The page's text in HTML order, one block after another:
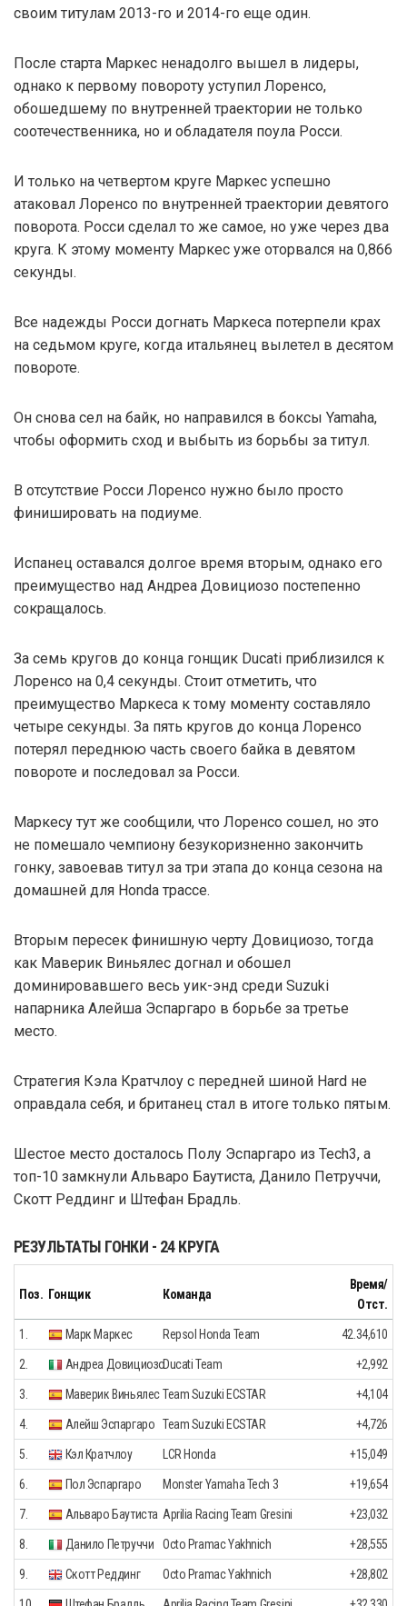
своим титулам 2013-го и 2014-го еще один.
После старта Маркес ненадолго вышел в лидеры,
однако к первому повороту уступил Лоренсо,
обошедшему по внутренней траектории не только
соотечественника, но и обладателя поула Росси.
И только на четвертом круге Маркес успешно
атаковал Лоренсо по внутренней траектории девятого
поворота. Росси сделал то же самое, но уже через два
круга. К этому моменту Маркес уже оторвался на 0,866
секунды.
Все надежды Росси догнать Маркеса потерпели крах
на седьмом круге, когда итальянец вылетел в десятом
повороте.
Он снова сел на байк, но направился в боксы Yamaha,
чтобы оформить сход и выбыть из борьбы за титул.
В отсутствие Росси Лоренсо нужно было просто
финишировать на подиуме.
Испанец оставался долгое время вторым, однако его
преимущество над Андреа Довициозо постепенно
сокращалось.
За семь кругов до конца гонщик Ducati приблизился к
Лоренсо на 0,4 секунды. Стоит отметить, что
преимущество Маркеса к тому моменту составляло
четыре секунды. За пять кругов до конца Лоренсо
потерял переднюю часть своего байка в девятом
повороте и последовал за Росси.
Маркесу тут же сообщили, что Лоренсо сошел, но это
не помешало чемпиону безукоризненно закончить
гонку, завоевав титул за три этапа до конца сезона на
домашней для Honda трассе.
Вторым пересек финишную черту Довициозо, тогда
как Маверик Виньялес догнал и обошел
доминировавшего весь уик-энд среди Suzuki
напарника Алейша Эспаргаро в борьбе за третье
место.
Стратегия Кэла Кратчлоу с передней шиной Hard не
оправдала себя, и британец стал в итоге только пятым.
Шестое место досталось Полу Эспаргаро из Tech3, а
топ-10 замкнули Альваро Баутиста, Данило Петруччи,
Скотт Реддинг и Штефан Брадль.
РЕЗУЛЬТАТЫ ГОНКИ - 24 КРУГА
Поз. Гонщик Команда
Время/
Отст.
1. Марк Маркес Repsol Honda Team 42.34,610
2. Андреа ДовициозоDucati Team +2,992
3. Маверик ВиньялесTeam Suzuki ECSTAR +4,104
4. Алейш Эспаргаро Team Suzuki ECSTAR +4,726
5. Кэл Кратчлоу LCR Honda +15,049
6. Пол Эспаргаро Monster Yamaha Tech 3 +19,654
7. Альваро Баутиста Aprilia Racing Team Gresini +23,032
8. Данило Петруччи Octo Pramac Yakhnich +28,555
9. Скотт Реддинг Octo Pramac Yakhnich +28,802